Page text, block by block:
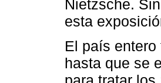
Nietzsche.
esta
El país
hasta que se